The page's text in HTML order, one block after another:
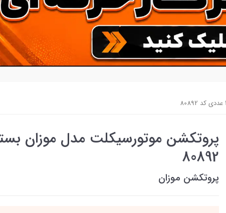
80892
پروتکشن موزان